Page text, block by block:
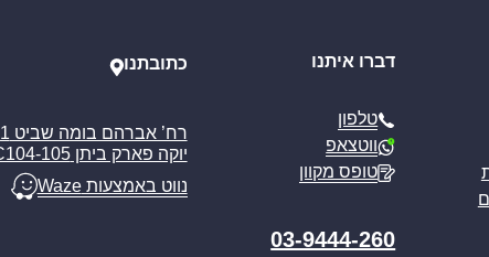
דברו איתנו
טלפון
ווטצאפ
טופס מקוון
03-9444-260
כתובתנו
יוקה פארק ביתן C104-105
נווט באמצעות Waze